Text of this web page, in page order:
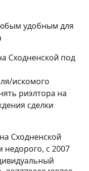
удобным для
Сходненской под
искомого
риэлтора на
сделки
Сходненской
с 2007